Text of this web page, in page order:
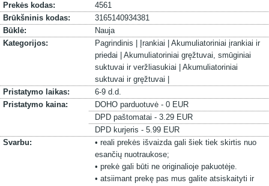
Prekės kodas:
4561
Brūkšninis kodas:
3165140934381
Būklė:
Nauja
Kategorijos:
Pagrindinis | Įrankiai | Akumuliatoriniai įrankiai ir
priedai | Akumuliatoriniai gręžtuvai, smūginiai
suktuvai ir veržliasukiai | Akumuliatoriniai
suktuvai ir gręžtuvai |
Pristatymo laikas:
6-9 d.d.
Pristatymo kaina:
DOHO parduotuvė - 0 EUR
DPD paštomatai - 3.29 EUR
DPD kurjeris - 5.99 EUR
Svarbu:
• reali prekės išvaizda gali šiek tiek skirtis nuo
esančių nuotraukose;
• prekė gali būti ne originalioje pakuotėje.
• atsiimant prekę pas mus galite atsiskaityti ir